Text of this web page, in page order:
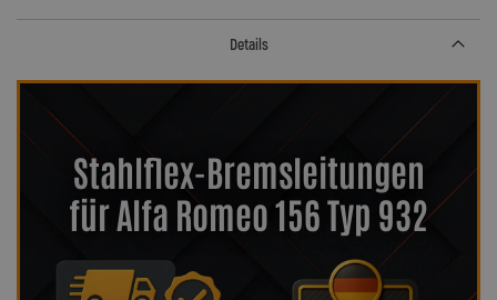
Details
Stahlflex-Bremsleitungen
für Alfa Romeo 156 Typ 932